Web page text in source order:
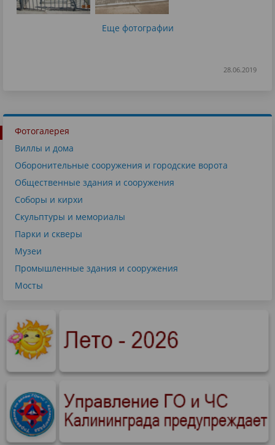
Еще фотографии
28.06.2019
Фотогалерея
Виллы и дома
Оборонительные сооружения и городские ворота
Общественные здания и сооружения
Соборы и кирхи
Скульптуры и мемориалы
Парки и скверы
Музеи
Промышленные здания и сооружения
Мосты